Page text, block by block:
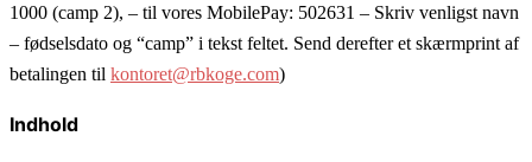
1000 (camp 2), – til vores MobilePay: 502631 – Skriv venligst navn
– fødselsdato og “camp” i tekst feltet. Send derefter et skærmprint af
betalingen til kontoret@rbkoge.com)
Indhold